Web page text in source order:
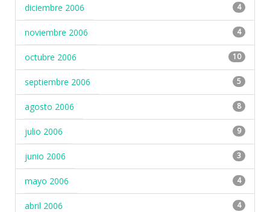
diciembre 2006 4
noviembre 2006 4
octubre 2006 10
septiembre 2006 5
agosto 2006 8
julio 2006 9
junio 2006 3
mayo 2006 4
abril 2006 4